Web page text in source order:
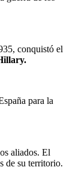
conquistó el
para la
aliados. El
de su territorio.